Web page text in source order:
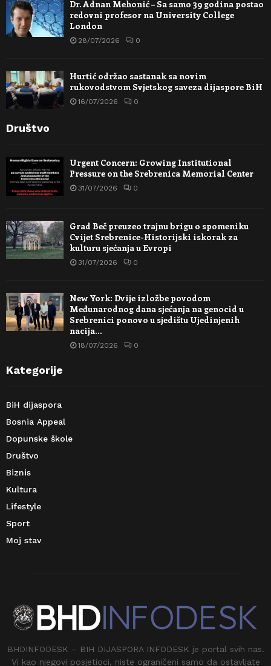
Dr. Adnan Mehonić – Sa samo 39 godina postao
redovni profesor na University College
London
28/07/2026 0
Hurtić održao sastanak sa novim
rukovodstvom Svjetskog saveza dijaspore BiH
16/07/2026 0
Društvo
Urgent Concern: Growing Institutional
Pressure on the Srebrenica Memorial Center
31/07/2026 0
Grad Beč preuzeo trajnu brigu o spomeniku
Cvijet Srebrenice-Historijski iskorak za
kulturu sjećanja u Evropi
31/07/2026 0
New York: Dvije izložbe povodom
Međunarodnog dana sjećanja na genocid u
Srebrenici ponovo u sjedištu Ujedinjenih
nacija…
18/07/2026 0
Kategorije
BiH dijaspora
Bosnia Appeal
Dopunske škole
Društvo
Biznis
Kultura
Lifestyle
Sport
Moj stav
BHDINFODESK – BIH DIJASPORA INFODESK je portal svih nas.
Vi kao njegovi posjetioci, niste ograničeni samo da ostavljate